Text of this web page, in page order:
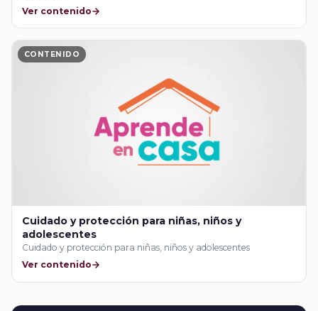
Ver contenido
CONTENIDO
Cuidado y protección para niñas, niños y
adolescentes
Cuidado y protección para niñas, niños y adolescentes
Ver contenido